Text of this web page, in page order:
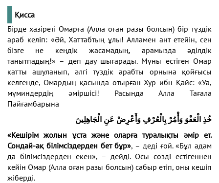
Қисса
Бірде хазіреті Омарға (Алла оған разы болсын) бір түздік
араб келіп: «Әй, Хаттабтың ұлы! Алламен ант етейін, сен
бізге не кеңдік жасамадың, арамызда әділдік
танытпадың!» – деп дау шығарады. Мұны естіген Омар
қатты ашуланып, әлгі түздік арабты орнына қойғысы
келгенде, Омардың қасында отырған Хур ибн Қайс: «Уа,
мүминдердің әміршісі! Расында Алла Тағала
Пайғамбарына
خُذِ الْعَفْوَ وَأْمُرْ بِالْعُرْفِ وَأَعْرِضْ عَنِ الْجَاهِلِينَ
«Кешірім жолын ұста және оларға туралықты әмір ет.
Сондай-ақ білімсіздерден бет бұр», – деді ғой. «Бұл адам
да білімсіздерден екен», – дейді. Осы сөзді естігеннен
кейін Омар (Алла оған разы болсын) сабыр етіп, оны кешіп
жіберді.